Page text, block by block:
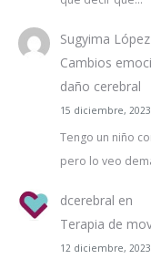
Sugyima
Cambios
daño cerebral
15 diciembre, 2023
Tengo un niño
pero lo veo
dcerebral en
Terapia de
12 diciembre, 2023